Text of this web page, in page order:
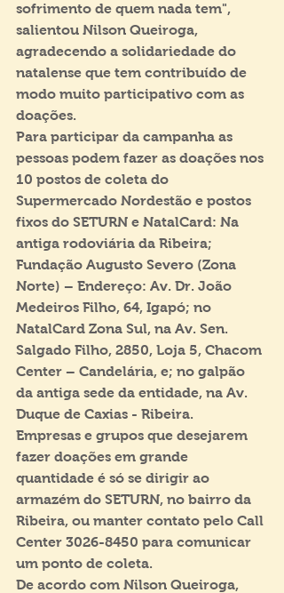
sofrimento de quem nada tem",
salientou Nilson Queiroga,
agradecendo a solidariedade do
natalense que tem contribuído de
modo muito participativo com as
doações.
Para participar da campanha as
pessoas podem fazer as doações nos
10 postos de coleta do
Supermercado Nordestão e postos
fixos do SETURN e NatalCard: Na
antiga rodoviária da Ribeira;
Fundação Augusto Severo (Zona
Norte) – Endereço: Av. Dr. João
Medeiros Filho, 64, Igapó; no
NatalCard Zona Sul, na Av. Sen.
Salgado Filho, 2850, Loja 5, Chacom
Center – Candelária, e; no galpão
da antiga sede da entidade, na Av.
Duque de Caxias - Ribeira.
Empresas e grupos que desejarem
fazer doações em grande
quantidade é só se dirigir ao
armazém do SETURN, no bairro da
Ribeira, ou manter contato pelo Call
Center 3026-8450 para comunicar
um ponto de coleta.
De acordo com Nilson Queiroga,